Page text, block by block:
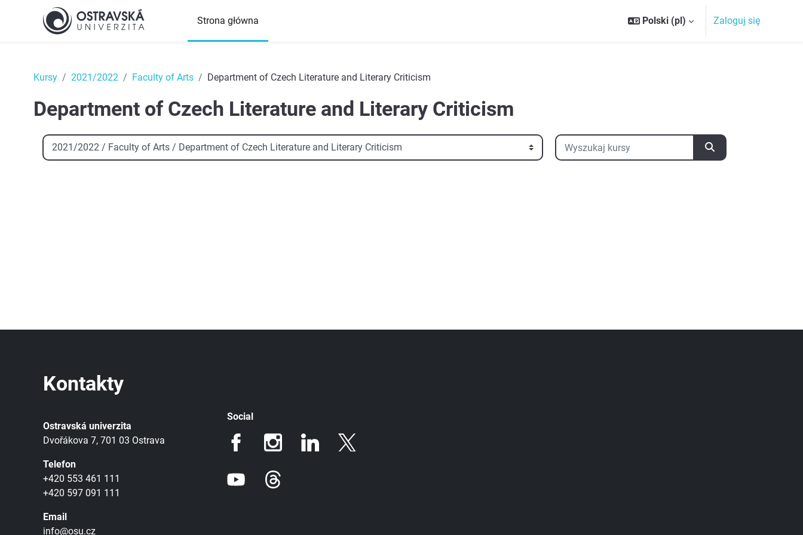
Przejdź do głównej zawartości
Strona główna
Polski ‎(pl)‎ Zaloguj się
Kursy 2021/2022 Faculty of Arts Department of Czech Literature and Literary Criticism
Department of Czech Literature and Literary Criticism
Kategorie kursów Wyszukaj kursy
Wyszukaj kursy
Kontakty
Ostravská univerzita
Dvořákova 7, 701 03 Ostrava
Telefon
+420 553 461 111
+420 597 091 111
Email
info@osu.cz
Social